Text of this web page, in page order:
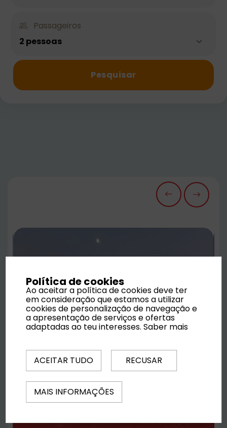
Passageiros
2 pessoas
Pesquisar
Política de cookies
Ao aceitar a política de cookies deve ter
em consideração que estamos a utilizar
cookies de personalização de navegação e
a apresentação de serviços e ofertas
adaptadas ao teu interesses.Saber mais
ACEITAR TUDO RECUSAR
MAIS INFORMAÇÕES